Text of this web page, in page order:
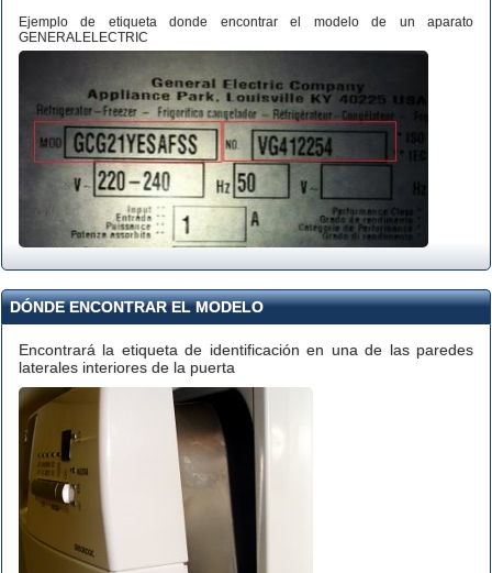
Ejemplo de etiqueta donde encontrar el modelo de un aparato
GENERALELECTRIC
DÓNDE ENCONTRAR EL MODELO
Encontrará la etiqueta de identificación en una de las paredes
laterales interiores de la puerta